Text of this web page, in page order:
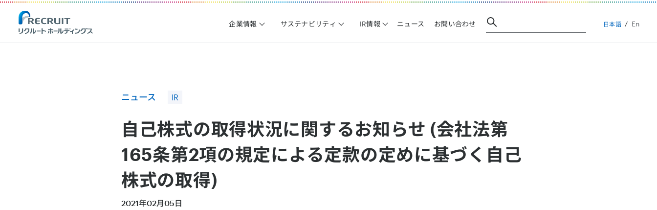
Recruit Holdings
企業情報 サステナビリティ IR情報 ニュース お問い合わせ 日本語 En
ニュース IR
自己株式の取得状況に関するお知らせ (会社法第
165条第2項の規定による定款の定めに基づく自己
株式の取得)
2021年02月05日